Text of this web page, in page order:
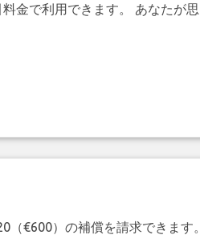
金で利用できます。 あなたが思
€600）の補償を請求できます。